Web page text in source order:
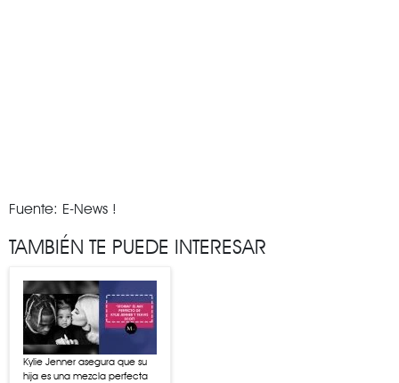
Fuente: E-News !
TAMBIÉN TE PUEDE INTERESAR
Kylie Jenner asegura que su
hija es una mezcla perfecta